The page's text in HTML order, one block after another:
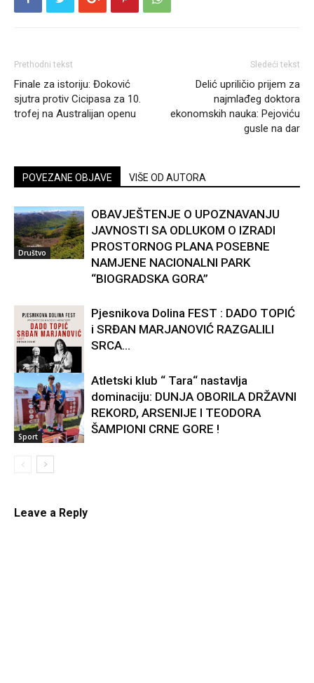
Prethodni tekst
Finale za istoriju: Đoković
sjutra protiv Cicipasa za 10.
trofej na Australijan openu
Sledeći tekst
Delić upriličio prijem za
najmlađeg doktora
ekonomskih nauka: Pejoviću
gusle na dar
POVEZANE OBJAVE VIŠE OD AUTORA
Društvo
OBAVJEŠTENJE O UPOZNAVANJU
JAVNOSTI SA ODLUKOM O IZRADI
PROSTORNOG PLANA POSEBNE
NAMJENE NACIONALNI PARK
“BIOGRADSKA GORA”
Kultura
Pjesnikova Dolina FEST : DADO TOPIĆ
i SRĐAN MARJANOVIĆ RAZGALILI
SRCA...
Sport
Atletski klub “ Tara“ nastavlja
dominaciju: DUNJA OBORILA DRŽAVNI
REKORD, ARSENIJE I TEODORA
ŠAMPIONI CRNE GORE !
Leave a Reply